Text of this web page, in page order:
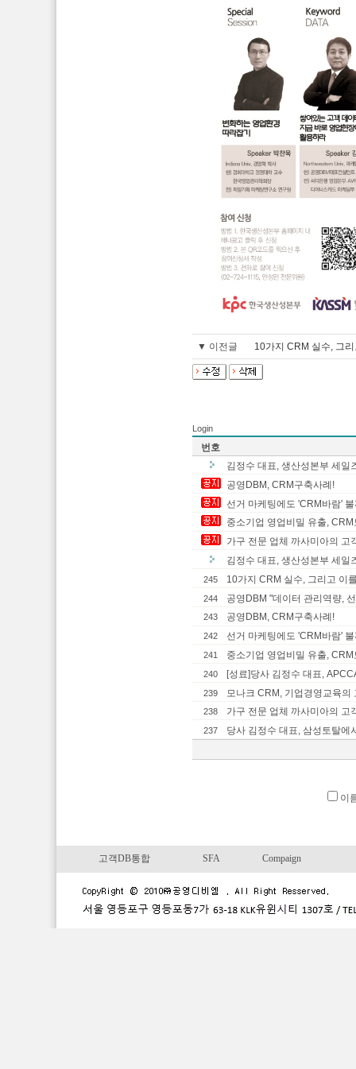
▼ 이전글 10가지 CRM 실수, 그
Login
번호
김정수 대표, 생산성본부 세일
공영DBM, CRM구축사례!
선거 마케팅에도 'CRM바람' 불
중소기업 영업비밀 유출,
가구 전문 업체 까사미아의 고
김정수 대표, 생산성본부 세일
245 10가지 CRM 실수, 그리고 이
244 공영DBM "데이터 관리역량,
243 공영DBM, CRM구축사례!
242 선거 마케팅에도 'CRM바람' 불
241 중소기업 영업비밀 유출,
240 [성료]당사 김정수 대표,
239 모나크 CRM, 기업경영교육의
238 가구 전문 업체 까사미아의 고
237 당사 김정수 대표, 삼성토탈에
이
고객DB통합 SFA Compaign